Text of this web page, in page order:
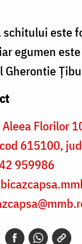
schitului este
egumen este
Gherontie
Aleea Florilor
615100,
959986